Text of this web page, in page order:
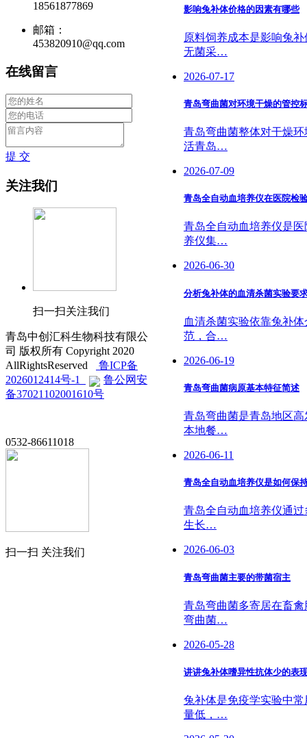
影响兔补体价格的因素有哪些
原料饲养成本是影响兔
无菌采…
2026-07-17
青岛弯曲菌对环境干燥的管控
青岛弯曲菌整体对干燥
活青岛…
2026-07-09
青岛全自动血培养仪在医院检
青岛全自动血培养仪是
养仪集…
2026-06-30
分析兔补体的血清杀菌实验要
血清杀菌实验依靠兔补
范，合…
2026-06-19
青岛弯曲菌病原基本特征简述
青岛弯曲菌是青岛地区
本地餐…
2026-06-11
青岛全自动血培养仪是如何保
青岛全自动血培养仪通
生长…
2026-06-03
青岛弯曲菌主要的带菌宿主
青岛弯曲菌多寄居在畜
弯曲菌…
2026-05-28
讲讲兔补体嗜异性抗体少的表
兔补体是免疫学实验中
量低，…
18561877869
邮箱：
453820910@qq.com
在线留言
提 交
关注我们
扫一扫关注我们
青岛中创汇科生物科技有限公
司 版权所有 Copyright 2020
AllRightsReserved
鲁ICP备
2026012414号-1
鲁公网安
备37021102001610号
0532-86611018
扫一扫 关注我们